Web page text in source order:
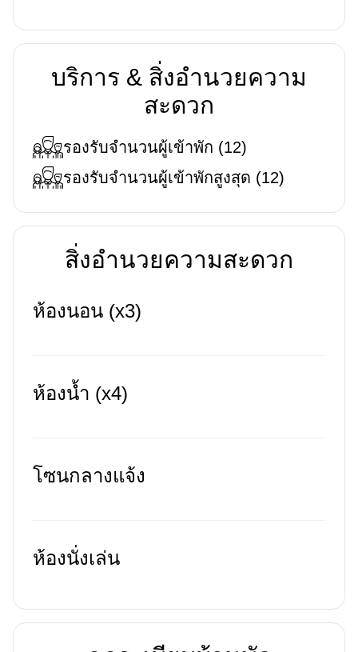
บริการ & สิ่งอำนวยความ
สะดวก
รองรับจำนวนผู้เข้าพัก (12)
รองรับจำนวนผู้เข้าพักสูงสุด (12)
สิ่งอำนวยความสะดวก
ห้องนอน (x3)
ห้องน้ำ (x4)
โซนกลางแจ้ง
ห้องนั่งเล่น